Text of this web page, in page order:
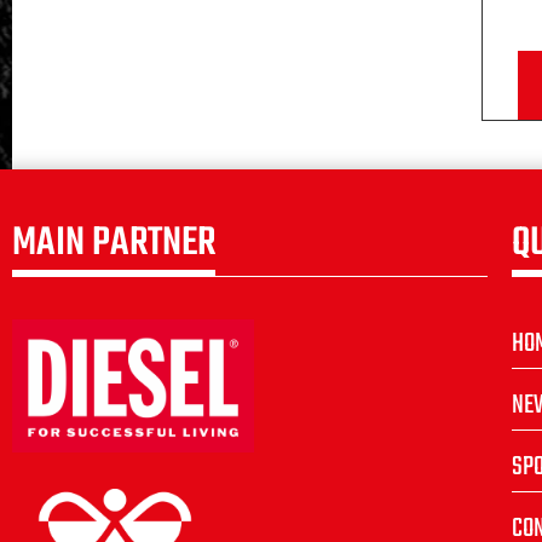
MAIN PARTNER